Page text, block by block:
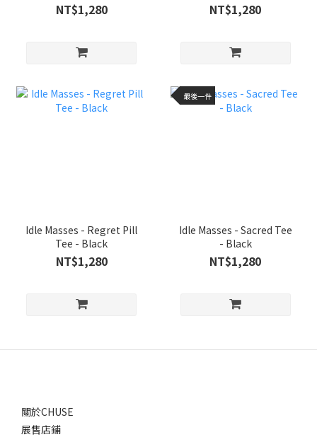
NT$1,280 NT$1,280
Idle Masses - Regret Pill
Tee - Black
NT$1,280
最後一件
Idle Masses - Sacred Tee
- Black
NT$1,280
關於CHUSE
展售店鋪